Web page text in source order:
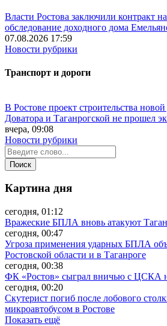
Власти Ростова заключили контракт
обследование доходного дома
07.08.2026 17:59
Новости рубрики
Транспорт и дороги
В Ростове проект строительства
Доватора и Таганрогской не прошел
вчера, 09:08
Новости рубрики
Картина дня
сегодня, 01:12
Вражеские БПЛА вновь атакуют
сегодня, 00:47
Угроза применения ударных БПЛА
Ростовской области и в Таганроге
сегодня, 00:38
ФК «Ростов» сыграл вничью с ЦСКА
сегодня, 00:20
Скутерист погиб после лобового
микроавтобусом в Ростове
Показать ещё